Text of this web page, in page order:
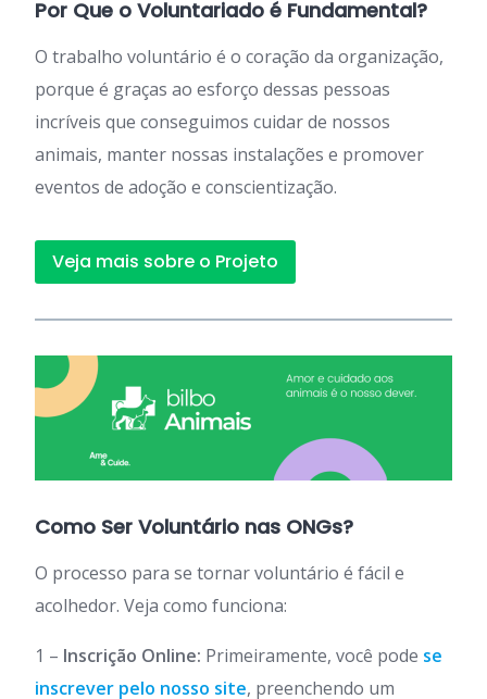
Por Que o Voluntariado é Fundamental?
O trabalho voluntário é o coração da organização,
porque é graças ao esforço dessas pessoas
incríveis que conseguimos cuidar de nossos
animais, manter nossas instalações e promover
eventos de adoção e conscientização.
Veja mais sobre o Projeto
Como Ser Voluntário nas ONGs?
O processo para se tornar voluntário é fácil e
acolhedor. Veja como funciona:
1 – Inscrição Online: Primeiramente, você pode se
inscrever pelo nosso site, preenchendo um